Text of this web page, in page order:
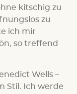
kitschig zu
zu
ich mir
so treffend
Wells –
Stil. Ich werde